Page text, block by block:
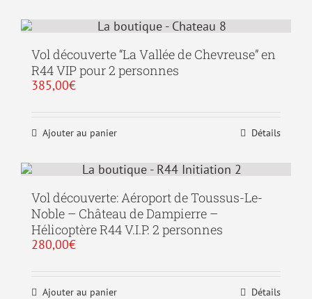
Vol découverte “La Vallée de Chevreuse” en
R44 VIP pour 2 personnes
385,00€
Ajouter au panier Détails
Vol découverte: Aéroport de Toussus-Le-
Noble – Château de Dampierre –
Hélicoptère R44 V.I.P. 2 personnes
280,00€
Ajouter au panier Détails